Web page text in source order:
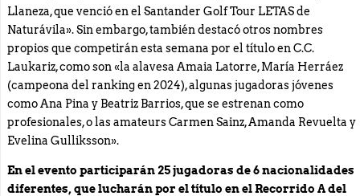
Llaneza, que venció en el Santander Golf Tour LETAS de
Naturávila». Sin embargo, también destacó otros nombres
propios que competirán esta semana por el título en C.C.
Laukariz, como son «la alavesa Amaia Latorre, María Herráez
(campeona del ranking en 2024), algunas jugadoras jóvenes
como Ana Pina y Beatriz Barrios, que se estrenan como
profesionales, o las amateurs Carmen Sainz, Amanda Revuelta y
Evelina Gulliksson».
En el evento participarán 25 jugadoras de 6 nacionalidades
diferentes, que lucharán por el título en el Recorrido A del